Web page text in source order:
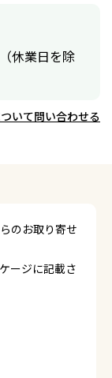
休業日を除
いて問い合わせる
のお取り寄せ
ージに記載さ